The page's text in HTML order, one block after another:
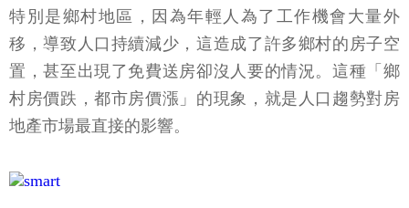
特別是鄉村地區，因為年輕人為了工作機會大量外
移，導致人口持續減少，這造成了許多鄉村的房子空
置，甚至出現了免費送房卻沒人要的情況。這種「鄉
村房價跌，都市房價漲」的現象，就是人口趨勢對房
地產市場最直接的影響。